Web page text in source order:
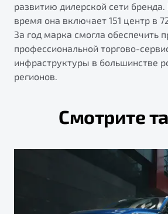
развитию дилерской сети
время она включает 151 центр в
За год марка смогла обеспечить
профессиональной торгово-
инфраструктуры в большинстве
регионов.
Смотрите